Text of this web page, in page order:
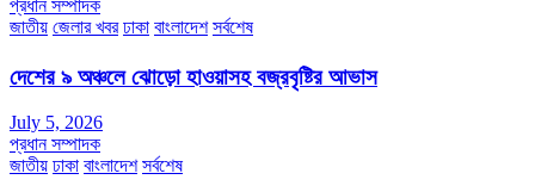
প্রধান সম্পাদক
জাতীয় জেলার খবর ঢাকা বাংলাদেশ সর্বশেষ
দেশের ৯ অঞ্চলে ঝোড়ো হাওয়াসহ বজ্রবৃষ্টির আভাস
July 5, 2026
প্রধান সম্পাদক
জাতীয় ঢাকা বাংলাদেশ সর্বশেষ